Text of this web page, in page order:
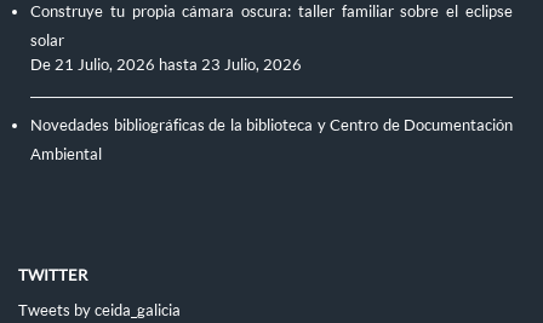
Construye tu propia cámara oscura: taller familiar sobre el eclipse
solar
De21 Julio, 2026 hasta 23 Julio, 2026
Novedades bibliográficas de la biblioteca y Centro de Documentación
Ambiental
TWITTER
Tweets by ceida_galicia